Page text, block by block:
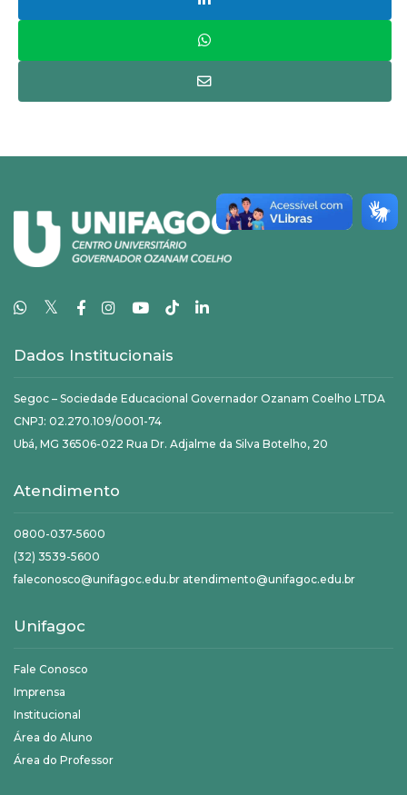
𝕏
Dados Institucionais
Segoc – Sociedade Educacional Governador Ozanam Coelho LTDA
CNPJ: 02.270.109/0001-74
Ubá, MG 36506-022 Rua Dr. Adjalme da Silva Botelho, 20
Atendimento
0800-037-5600
(32) 3539-5600
faleconosco@unifagoc.edu.br atendimento@unifagoc.edu.br
Unifagoc
Fale Conosco
Imprensa
Institucional
Área do Aluno
Área do Professor